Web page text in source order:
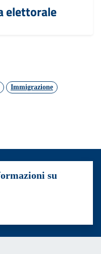
elettorale
Immigrazione
su
5